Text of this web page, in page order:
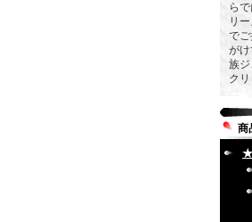
ら
リ
で
が
族
クリ
商